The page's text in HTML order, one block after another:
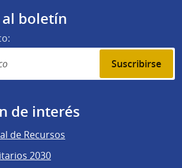
boletín
Suscribirse
de interés
de Recursos
2030